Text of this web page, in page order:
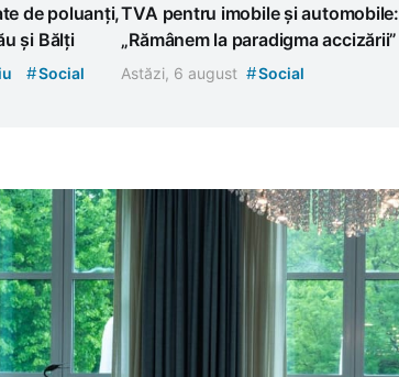
de poluanți,
și Bălți
#Social
TVA pentru imobile și automobile:
„Rămânem la paradigma accizării”
Astăzi, 6 august #Social